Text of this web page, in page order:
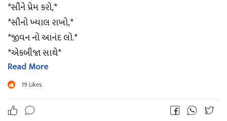
*સૌને પ્રેમ કરો,*
*સૌનો ખ્યાલ રાખો,*
*જીવન નો આનંદ લો.*
*એકબીજા સાથે*
*જોડાયેલા રહો.*
*આ જ સાચું જીવન છે.*
Read More
19 Likes